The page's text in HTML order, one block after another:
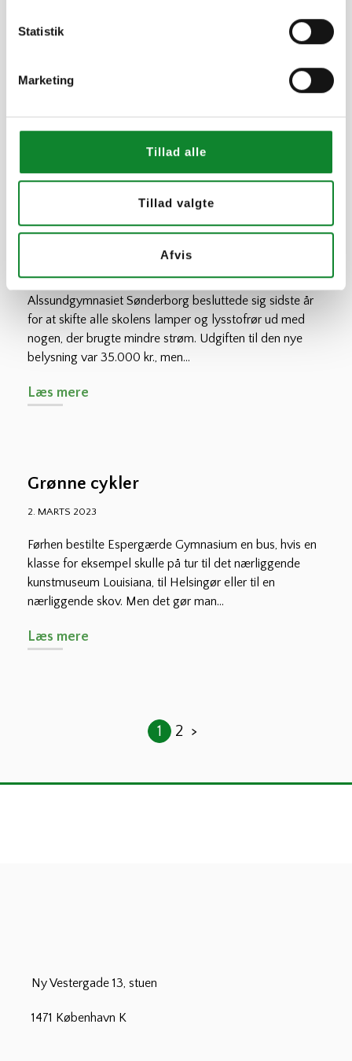
Statistik
Marketing
Tillad alle
Tillad valgte
Afvis
Når man på gymnasierne bombarderes med grønne
mellem, hvad der er greenwashing, og hvad der er ægte
Læs mere
Spar penge på nye lamper og
lysstofrør
Alssundgymnasiet Sønderborg besluttede sig sidste år
for at skifte alle skolens lamper og lysstofrør ud med
nogen, der brugte mindre strøm. Udgiften til den nye
belysning var 35.000 kr., men...
Læs mere
Grønne cykler
2. MARTS 2023
Førhen bestilte Espergærde Gymnasium en bus, hvis en
klasse for eksempel skulle på tur til det nærliggende
kunstmuseum Louisiana, til Helsingør eller til en
nærliggende skov. Men det gør man...
Læs mere
1 2 >
Ny Vestergade 13, stuen
1471 København K